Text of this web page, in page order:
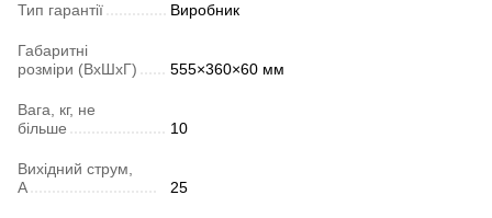
Тип гарантії Виробник
Габаритні
розміри (ВхШхГ)
555×360×60 мм
Вага, кг, не
більше
10
Вихідний струм,
А
25